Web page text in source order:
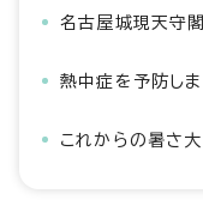
名古屋城現天守
熱中症を予防しま
これからの暑さ